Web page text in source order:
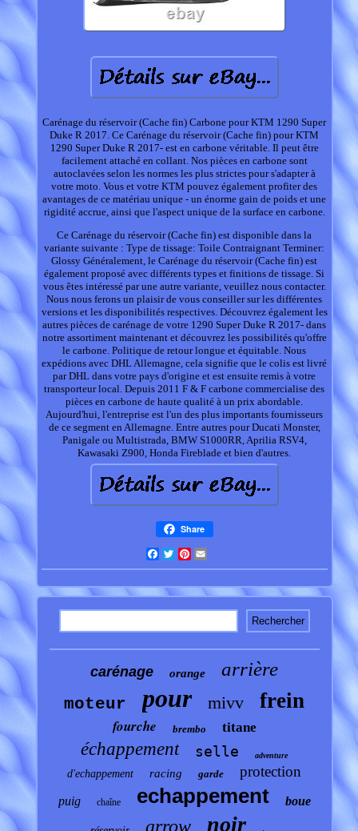
Carénage du réservoir (Cache fin) Carbone pour KTM 1290 Super
Duke R 2017. Ce Carénage du réservoir (Cache fin) pour KTM
1290 Super Duke R 2017- est en carbone véritable. Il peut être
facilement attaché en collant. Nos pièces en carbone sont
autoclavées selon les normes les plus strictes pour s'adapter à
votre moto. Vous et votre KTM pouvez également profiter des
avantages de ce matériau unique - un énorme gain de poids et une
rigidité accrue, ainsi que l'aspect unique de la surface en carbone.
Ce Carénage du réservoir (Cache fin) est disponible dans la
variante suivante : Type de tissage: Toile Contraignant Terminer:
Glossy Généralement, le Carénage du réservoir (Cache fin) est
également proposé avec différents types et finitions de tissage. Si
vous êtes intéressé par une autre variante, veuillez nous contacter.
Nous nous ferons un plaisir de vous conseiller sur les différentes
versions et les disponibilités respectives. Découvrez également les
autres pièces de carénage de votre 1290 Super Duke R 2017- dans
notre assortiment maintenant et découvrez les possibilités qu'offre
le carbone. Politique de retour longue et équitable. Nous
expédions avec DHL Allemagne, cela signifie que le colis est livré
par DHL dans votre pays d'origine et est ensuite remis à votre
transporteur local. Depuis 2011 F & F carbone commercialise des
pièces en carbone de haute qualité à un prix abordable.
Aujourd'hui, l'entreprise est l'un des plus importants fournisseurs
de ce segment en Allemagne. Entre autres pour Ducati Monster,
Panigale ou Multistrada, BMW S1000RR, Aprilia RSV4,
Kawasaki Z900, Honda Fireblade et bien d'autres.
Share
Facebook
TwitterPinterest
carénage orange arrière
moteur pour mivv frein
fourche brembo titane
échappement selle adventure
d'echappement racing garde protection
puig chaîne echappement boue
arrow noir